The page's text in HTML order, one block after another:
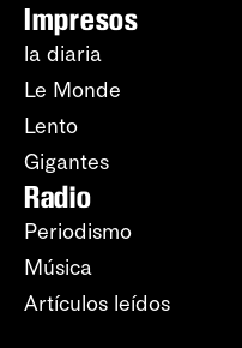
Impresos
la diaria
Le Monde
Lento
Gigantes
Radio
Periodismo
Música
Artículos leídos